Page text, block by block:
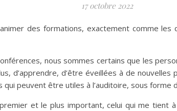
17 octobre 2022
des formations, exactement comme
nous sommes certains que les
d’apprendre, d’être éveillées à de
peuvent être utiles à l’auditoire, sous
et le plus important, celui qui me tient